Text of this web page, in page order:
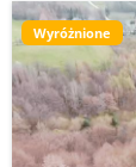
Wyróżnione